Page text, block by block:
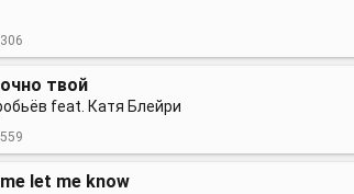
306
твой
feat. Катя Блейри
559
let me know